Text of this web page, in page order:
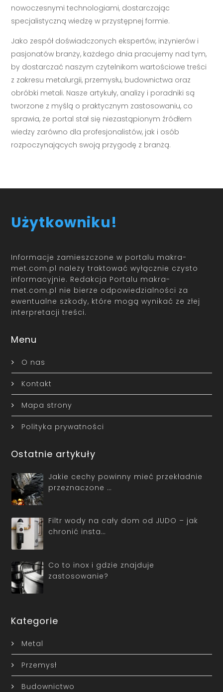
nowoczesnymi technologiami, dostarczając
specjalistyczną wiedzę w przystępnej formie.
Jako zespół doświadczonych ekspertów, inżynierów i
pasjonatów branży, każdego dnia pracujemy nad tym,
by dostarczać naszym czytelnikom wartościowe treści
z zakresu metalurgii, przemysłu, budownictwa oraz
obróbki metali. Nasze artykuły, analizy i poradniki są
tworzone z myślą o praktycznym zastosowaniu, co
sprawia, że portal stał się niezastąpionym źródłem
wiedzy zarówno dla profesjonalistów, jak i osób
rozpoczynających swoją przygodę z branżą.
Użytkowniku!
Informacje zamieszczone w portalu makra-
met.com.pl należy traktować wyłącznie czysto
informacyjnie. Redakcja Portalu makra-
met.com.pl nie bierze odpowiedzialności za
ewentualne szkody, które mogą wynikać ze złej
interpretacji treści.
Menu
O nas
Kontakt
Mapa strony
Polityka prywatności
Ostatnie artykuły
Jakie cechy powinny mieć przekładnie
przeznaczone …
Filtr wody na cały dom od JUDO – jak
chronić insta…
Co to inox i gdzie znajduje
zastosowanie?
Kategorie
Metal
Przemysł
Budownictwo